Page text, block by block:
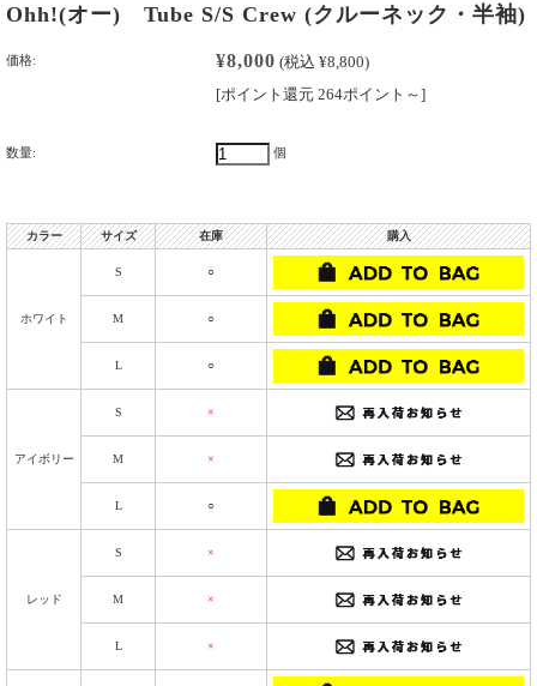
Ohh!(オー) Tube S/S Crew (クルーネック・半袖)
価格: ¥8,000 (税込 ¥8,800)
[ポイント還元 264ポイント～]
数量: 個
カラー サイズ 在庫 購入
ホワイト
S ○
M ○
L ○
アイボリー
S ×
M ×
L ○
レッド
S ×
M ×
L ×